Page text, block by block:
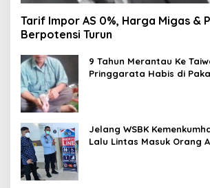
Tarif Impor AS 0%, Harga Migas &
Berpotensi Turun
9 Tahun Merantau Ke
Pringgarata Habis di
Jelang WSBK
Lalu Lintas Masuk Orang